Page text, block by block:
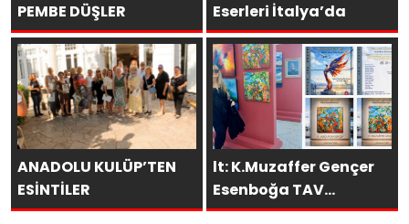
PEMBE DÜŞLER
Eserleri İtalya’da
ANADOLU KULÜP’TEN
ESİNTİLER
lt: K.Muzaffer Gençer
Esenboğa TAV
Galeri’de SAKÜDER İle